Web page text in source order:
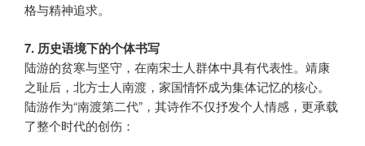
格与精神追求。
7. 历史语境下的个体书写
陆游的贫寒与坚守，在南宋士人群体中具有代表性。靖康
之耻后，北方士人南渡，家国情怀成为集体记忆的核心。
陆游作为“南渡第二代”，其诗作不仅抒发个人情感，更承载
了整个时代的创伤：